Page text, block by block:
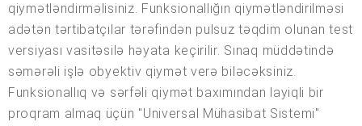
qiymətləndirməlisiniz. Funksionallığın qiymətləndirilməsi
adətən tərtibatçılar tərəfindən pulsuz təqdim olunan test
versiyası vasitəsilə həyata keçirilir. Sınaq müddətində
səmərəli işlə obyektiv qiymət verə biləcəksiniz.
Funksionallıq və sərfəli qiymət baxımından layiqli bir
proqram almaq üçün "Universal Mühasibat Sistemi"